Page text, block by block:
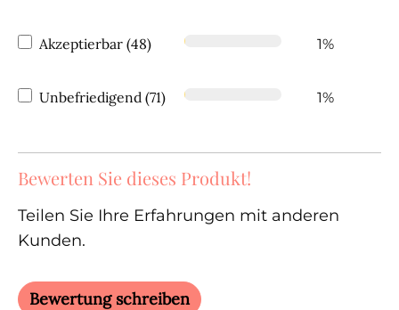
Akzeptierbar (48) 1%
Unbefriedigend (71) 1%
Bewerten Sie dieses Produkt!
Teilen Sie Ihre Erfahrungen mit anderen
Kunden.
Bewertung schreiben